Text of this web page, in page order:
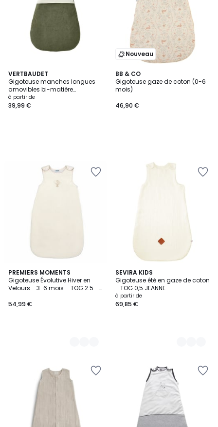
VERTBAUDET
Gigoteuse manches longues
amovibles bi-matière
MINISAURUS
à partir de
39,99 €
Nouveau
BB & CO
Gigoteuse gaze de coton (0-6
mois)
46,90 €
PREMIERS MOMENTS
Gigoteuse Évolutive Hiver en
Velours - 3-6 mois – TOG 2.5 –
54,99 €
9
Couleurs
SEVIRA KIDS
Gigoteuse été en gaze de coton
- TOG 0,5 JEANNE
à partir de
69,85 €
10
Couleurs